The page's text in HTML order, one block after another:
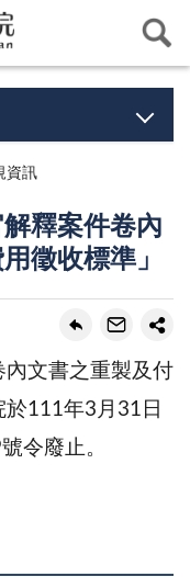
資訊
釋案件卷內
徵收標準」
內文書之重製及付
111年3月31日
令廢止。